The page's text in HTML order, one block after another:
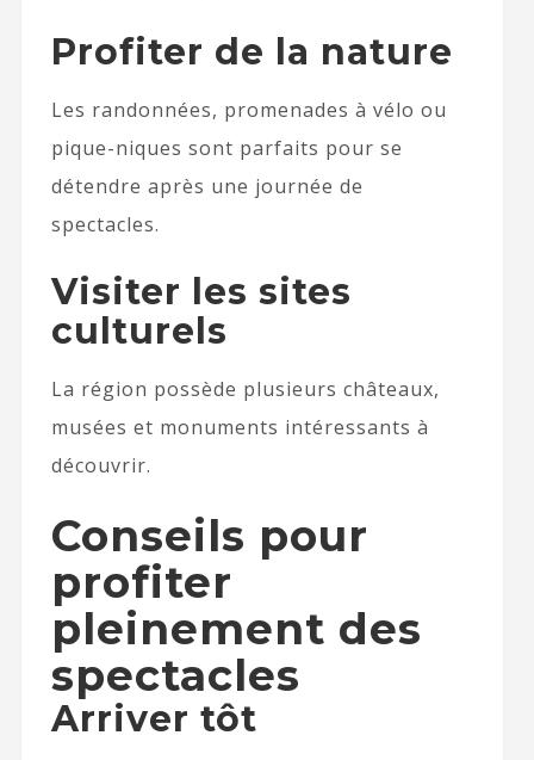
Profiter de la nature
Les randonnées, promenades à vélo ou
pique-niques sont parfaits pour se
détendre après une journée de
spectacles.
Visiter les sites
culturels
La région possède plusieurs châteaux,
musées et monuments intéressants à
découvrir.
Conseils pour
profiter
pleinement des
spectacles
Arriver tôt